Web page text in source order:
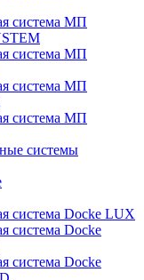
система МП
система МП
система МП
система МП
системы
система Docke LUX
система Docke
система Docke